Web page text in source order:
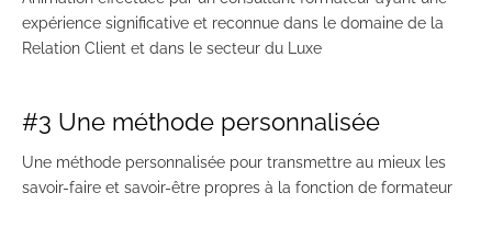
expérience significative et reconnue dans le domaine de la
Relation Client et dans le secteur du Luxe
#3 Une méthode personnalisée
Une méthode personnalisée pour transmettre au mieux les
savoir-faire et savoir-être propres à la fonction de formateur